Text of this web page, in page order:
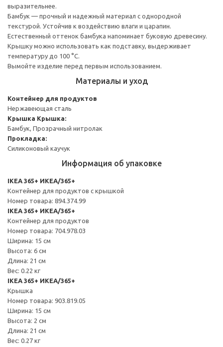
выразительнее.
Бамбук — прочный и надежный материал с однородной
текстурой. Устойчив к воздействию влаги и царапин.
Естественный оттенок бамбука напоминает буковую древесину.
Крышку можно использовать как подставку, выдерживает
температуру до 100 °C.
Вымойте изделие перед первым использованием.
Материалы и уход
Контейнер для продуктов
Нержавеющая сталь
Крышка Крышка:
Бамбук, Прозрачный нитролак
Прокладка:
Силиконовый каучук
Информация об упаковке
IKEA 365+ ИКЕА/365+
Контейнер для продуктов с крышкой
Номер товара: 894.374.99
IKEA 365+ ИКЕА/365+
Контейнер для продуктов
Номер товара: 704.978.03
Ширина: 15 см
Высота: 6 см
Длина: 21 см
Вес: 0.22 кг
IKEA 365+ ИКЕА/365+
Крышка
Номер товара: 903.819.05
Ширина: 15 см
Высота: 2 см
Длина: 21 см
Вес: 0.27 кг